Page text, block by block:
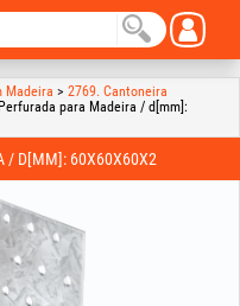
Madeira > 2769. Cantoneira
para Madeira / d[mm]:
/ D[MM]: 60X60X60X2